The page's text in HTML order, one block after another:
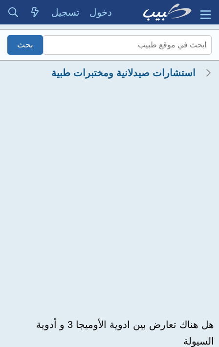
دخول تسجيل
استشارات صيدلانية ومختبرات طبية
هل هناك تعارض بين ادوية الأوميجا 3 و أدوية
السيولة